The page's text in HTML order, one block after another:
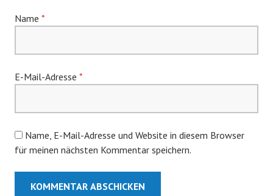
Name *
E-Mail-Adresse *
Name, E-Mail-Adresse und Website in diesem Browser
für meinen nächsten Kommentar speichern.